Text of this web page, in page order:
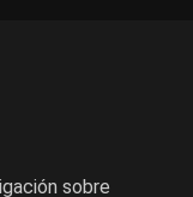
sobre